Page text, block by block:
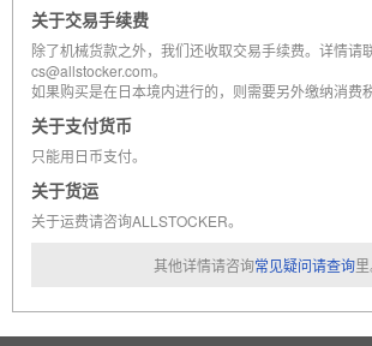
关于交易手续费
除了机械货款之外，我们还收取交易手续费。详情请
cs@allstocker.com。
如果购买是在日本境内进行的，则需要另外缴纳消费税
关于支付货币
只能用日币支付。
关于货运
关于运费请咨询ALLSTOCKER。
其他详情请咨询常见疑问请查询里